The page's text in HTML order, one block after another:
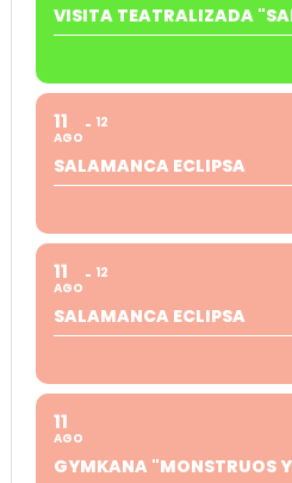
VISITA TEATRALIZADA
11
AGO
12
SALAMANCA ECLIPSA
11
AGO
12
SALAMANCA ECLIPSA
11
AGO
GYMKANA "MONSTRUOS